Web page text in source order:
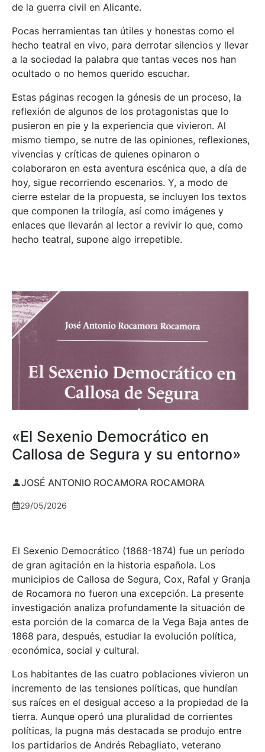
de la guerra civil en Alicante.
Pocas herramientas tan útiles y honestas como el
hecho teatral en vivo, para derrotar silencios y llevar
a la sociedad la palabra que tantas veces nos han
ocultado o no hemos querido escuchar.
Estas páginas recogen la génesis de un proceso, la
reflexión de algunos de los protagonistas que lo
pusieron en pie y la experiencia que vivieron. Al
mismo tiempo, se nutre de las opiniones, reflexiones,
vivencias y críticas de quienes opinaron o
colaboraron en esta aventura escénica que, a día de
hoy, sigue recorriendo escenarios. Y, a modo de
cierre estelar de la propuesta, se incluyen los textos
que componen la trilogía, así como imágenes y
enlaces que llevarán al lector a revivir lo que, como
hecho teatral, supone algo irrepetible.
«El Sexenio Democrático en
Callosa de Segura y su entorno»
JOSÉ ANTONIO ROCAMORA ROCAMORA
29/05/2026
El Sexenio Democrático (1868-1874) fue un período
de gran agitación en la historia española. Los
municipios de Callosa de Segura, Cox, Rafal y Granja
de Rocamora no fueron una excepción. La presente
investigación analiza profundamente la situación de
esta porción de la comarca de la Vega Baja antes de
1868 para, después, estudiar la evolución política,
económica, social y cultural.
Los habitantes de las cuatro poblaciones vivieron un
incremento de las tensiones políticas, que hundían
sus raíces en el desigual acceso a la propiedad de la
tierra. Aunque operó una pluralidad de corrientes
políticas, la pugna más destacada se produjo entre
los partidarios de Andrés Rebagliato, veterano